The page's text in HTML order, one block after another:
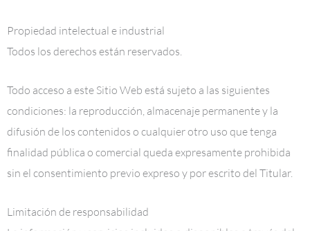
Propiedad intelectual e industrial
Todos los derechos están reservados.
Todo acceso a este Sitio Web está sujeto a las siguientes
condiciones: la reproducción, almacenaje permanente y la
difusión de los contenidos o cualquier otro uso que tenga
finalidad pública o comercial queda expresamente prohibida
sin el consentimiento previo expreso y por escrito del Titular.
Limitación de responsabilidad